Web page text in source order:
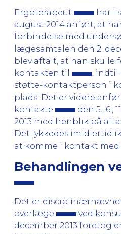
Ergoterapeut
har i
august 2014 anført, at
forbindelse med
lægesamtalen den 2.
blev aftalt, at han skulle
kontakten til
,
støtte-kontaktperson i
plads. Det er videre
kontakte
den 5., 6.,
2013 med henblik på
Det lykkedes imidlertid
at komme i kontakt med
Behandlingen
Det er
overlæge
ved
december 2013 foretog